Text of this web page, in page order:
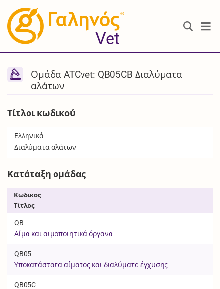
®
Vet
Ομάδα ATCvet: QB05CB Διαλύματα
αλάτων
Τίτλοι κωδικού
Ελληνικά
Διαλύματα αλάτων
Κατάταξη ομάδας
Κωδικός
Τίτλος
QB
Αίμα και αιμοποιητικά όργανα
QB05
Υποκατάστατα αίματος και διαλύματα έγχυσης
QB05C